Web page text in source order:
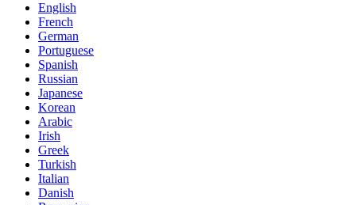
English
French
German
Portuguese
Spanish
Russian
Japanese
Korean
Arabic
Irish
Greek
Turkish
Italian
Danish